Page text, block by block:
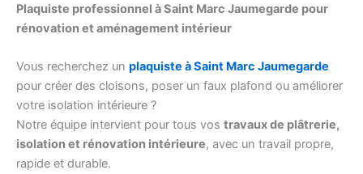
Plaquiste professionnel à Saint Marc Jaumegarde pour
rénovation et aménagement intérieur
Vous recherchez un plaquiste à Saint Marc Jaumegarde
pour créer des cloisons, poser un faux plafond ou améliorer
votre isolation intérieure ?
Notre équipe intervient pour tous vos travaux de plâtrerie,
isolation et rénovation intérieure, avec un travail propre,
rapide et durable.